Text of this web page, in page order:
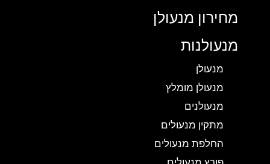
מחירון מנעולן
מנעולנות
מנעולן
מנעולן מומלץ
מנעולנים
מתקין מנעולים
החלפת מנעולים